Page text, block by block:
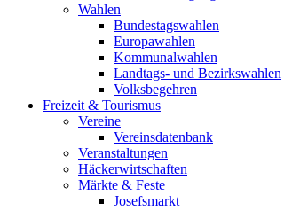
Wahlen
Bundestagswahlen
Europawahlen
Kommunalwahlen
Landtags- und Bezirkswahlen
Volksbegehren
Freizeit & Tourismus
Vereine
Vereinsdatenbank
Veranstaltungen
Häckerwirtschaften
Märkte & Feste
Josefsmarkt